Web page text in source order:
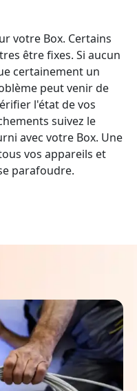
votre Box. Certains
être fixes. Si aucun
certainement un
peut venir de
l'état de vos
suivez le
avec votre Box. Une
vos appareils et
parafoudre.